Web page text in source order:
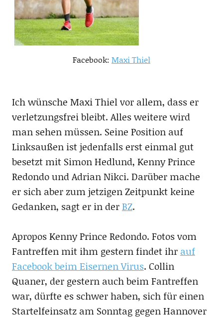
Facebook: Maxi Thiel
Ich wünsche Maxi Thiel vor allem, dass er
verletzungsfrei bleibt. Alles weitere wird
man sehen müssen. Seine Position auf
Linksaußen ist jedenfalls erst einmal gut
besetzt mit Simon Hedlund, Kenny Prince
Redondo und Adrian Nikci. Darüber mache
er sich aber zum jetzigen Zeitpunkt keine
Gedanken, sagt er in derBZ.
Apropos Kenny Prince Redondo. Fotos vom
Fantreffen mit ihm gestern findet ihr auf
Facebook beim Eisernen Virus. Collin
Quaner, der gestern auch beim Fantreffen
war, dürfte es schwer haben, sich für einen
Startelfeinsatz am Sonntag gegen Hannover